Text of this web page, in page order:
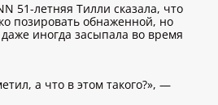
51-летняя Тилли сказала, что
позировать обнаженной, но
иногда засыпала во время
а что в этом такого?», —